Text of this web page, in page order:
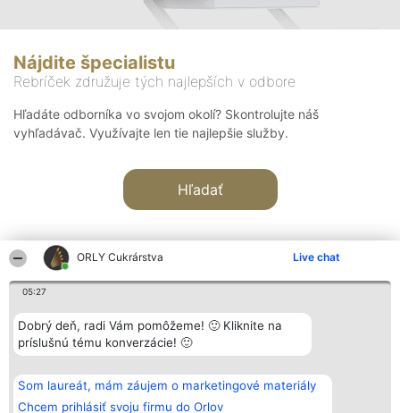
ORLY Cukrárstva Live chat
05:27
Dobrý deň, radi Vám pomôžeme! 🙂 Kliknite na
príslušnú tému konverzácie! 🙂
Som laureát, mám záujem o marketingové materiály
Chcem prihlásiť svoju firmu do Orlov
Nájdite špecialistu
Rebríček združuje tých najlepších v odbore
Hľadáte odborníka vo svojom okolí? Skontrolujte náš
vyhľadávač. Využívajte len tie najlepšie služby.
Hľadať
Organizátor hodnotenia
Bright Side Solutions sp. z o.
o. sp. k.
Wrocław 50-079
KRS 0000749100 | Regon
381313360 | NIP 8943132676
Hodnotenie
Laureáti
Lista
Laureatów
Podmienky
Obchodné
Kontakt
Kontakt